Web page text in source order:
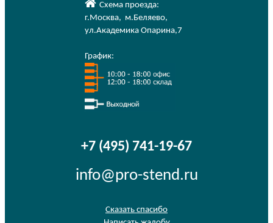
Схема проезда:
г.Москва, м.Беляево,
ул.Академика Опарина,7
График:
+7 (495) 741-19-67
info@pro-stend.ru
Сказать спасибо